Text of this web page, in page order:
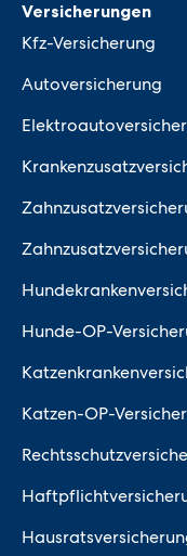
Versicherungen
Kfz-Versicherung
Autoversicherung
Hunde-OP-
Katzen-OP-